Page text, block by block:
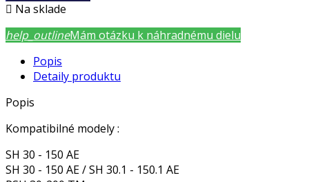
 Na sklade
help_outlineMám otázku k náhradnému dielu
Popis
Detaily produktu
Popis
Kompatibilné modely :
SH 30 - 150 AE
SH 30 - 150 AE / SH 30.1 - 150.1 AE